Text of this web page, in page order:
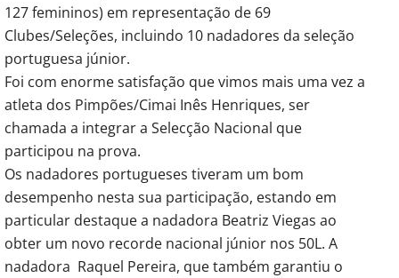
127 femininos) em representação de 69
Clubes/Seleções, incluindo 10 nadadores da seleção
portuguesa júnior.
Foi com enorme satisfação que vimos mais uma vez a
atleta dos Pimpões/Cimai Inês Henriques, ser
chamada a integrar a Selecção Nacional que
participou na prova.
Os nadadores portugueses tiveram um bom
desempenho nesta sua participação, estando em
particular destaque a nadadora Beatriz Viegas ao
obter um novo recorde nacional júnior nos 50L. A
nadadora Raquel Pereira, que também garantiu o